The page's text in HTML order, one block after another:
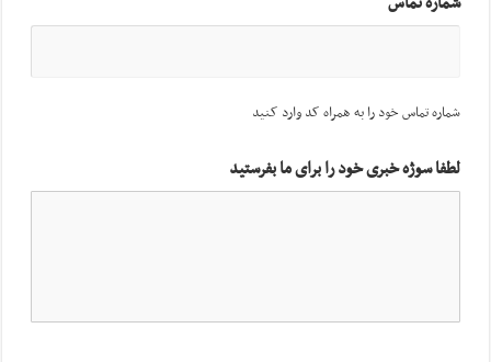
شماره تماس خود را به همراه کد وارد کنید
لطفا سوژه خبری خود را برای ما بفرستید